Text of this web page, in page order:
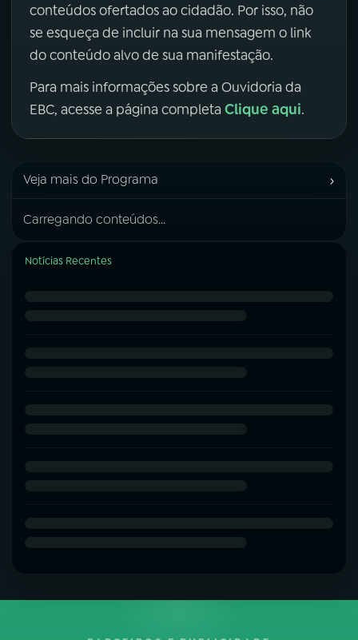
conteúdos ofertados ao cidadão. Por isso, não
se esqueça de incluir na sua mensagem o link
do conteúdo alvo de sua manifestação.
Para mais informações sobre a Ouvidoria da
EBC, acesse a página completa Clique aqui.
Veja mais do Programa ›
Carregando conteúdos...
Notícias Recentes